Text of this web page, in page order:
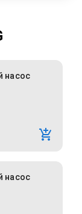
насос
насос